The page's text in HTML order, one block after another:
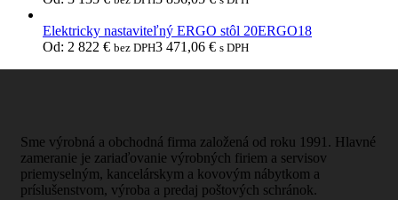
Elektricky nastaviteľný ERGO stôl 20ERGO18
Od: 2 822 € bez DPH3 471,06 € s DPH
Sme výrobná a obchodná firma založená od roku 1991. Hlavné
zameranie je zariaďovanie výrobných firiem a servisov
priemyselným, kancelárskym a kovovým nábytkom a
príslušenstvom, výroba a predaj poštových schránok.